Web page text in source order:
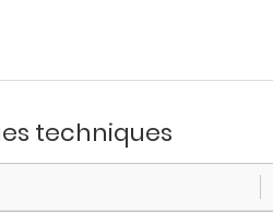
techniques